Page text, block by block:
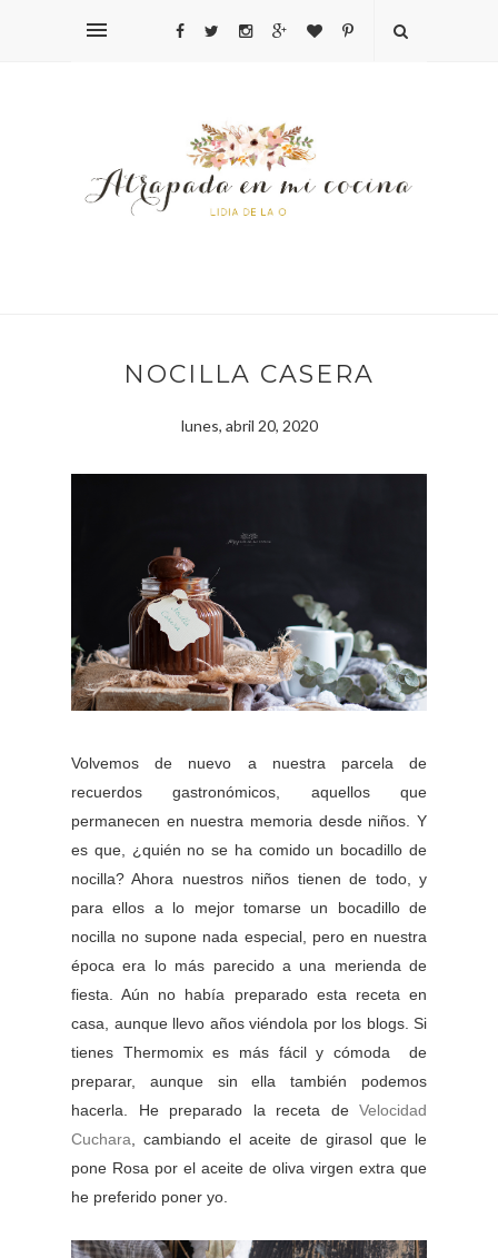
NOCILLA CASERA
lunes, abril 20, 2020
Volvemos de nuevo a nuestra parcela de
recuerdos gastronómicos, aquellos que
permanecen en nuestra memoria desde niños. Y
es que, ¿quién no se ha comido un bocadillo de
nocilla? Ahora nuestros niños tienen de todo, y
para ellos a lo mejor tomarse un bocadillo de
nocilla no supone nada especial, pero en nuestra
época era lo más parecido a una merienda de
fiesta. Aún no había preparado esta receta en
casa, aunque llevo años viéndola por los blogs. Si
tienes Thermomix es más fácil y cómoda de
preparar, aunque sin ella también podemos
hacerla. He preparado la receta de Velocidad
Cuchara, cambiando el aceite de girasol que le
pone Rosa por el aceite de oliva virgen extra que
he preferido poner yo.